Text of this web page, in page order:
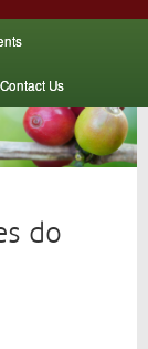
Contact Us
do